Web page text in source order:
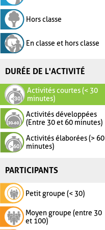
Hors classe
En classe et hors classe
DURÉE DE L'ACTIVITÉ
Activités courtes (< 30
minutes)
Activités développées
(Entre 30 et 60 minutes)
Activités élaborées (> 60
minutes)
PARTICIPANTS
Petit groupe (< 30)
Moyen groupe (entre 30
et 100)